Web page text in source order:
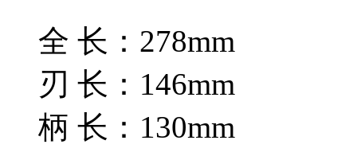
全 长：278mm
刃 长：146mm
柄 长：130mm